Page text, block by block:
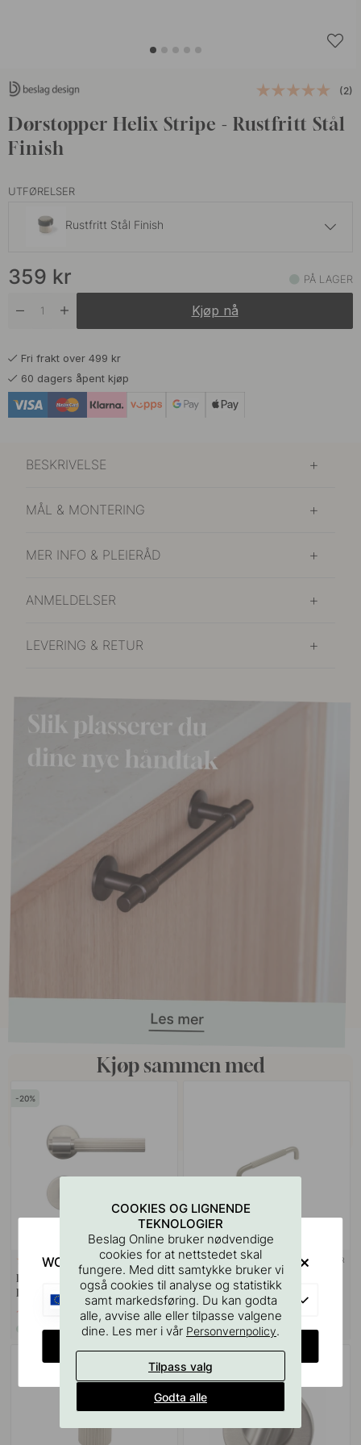
(2)
Dørstopper Helix Stripe - Rustfritt Stål
Finish
UTFØRELSER
Rustfritt Stål Finish
Antikk Bronse På lager
På lager
Messing
359 kr PÅ LAGER
Kjøp nå
Fri frakt over 499 kr
60 dagers åpent kjøp
BESKRIVELSE
MÅL & MONTERING
MER INFO & PLEIERÅD
ANMELDELSER
LEVERING & RETUR
Kjøp sammen med
20
+ FARGER
Dørhåndtak Helix 200 Stripe -
Rustfritt Stål Finish
1 119 kr 1 399 kr
På lager
7 + LENGDER
Håndtak Helix Stripe - Rustfritt
Stål Finish
239 kr
På lager
POPULAR
COOKIES OG LIGNENDE
TEKNOLOGIER
Beslag Online bruker nødvendige
cookies for at nettstedet skal
fungere. Med ditt samtykke bruker vi
også cookies til analyse og statistikk
samt markedsføring. Du kan godta
alle, avvise alle eller tilpasse valgene
dine. Les mer i vår Personvernpolicy.
Tilpass valg
Godta alle
WOULD YOU RATHER VISIT?
EU